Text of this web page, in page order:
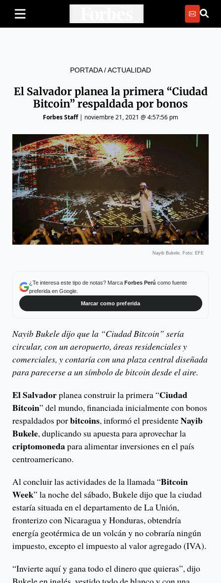
PORTADA/ACTUALIDAD
El Salvador planea la primera “Ciudad
Bitcoin” respaldada por bonos
Forbes Staff| noviembre 21, 2021 @ 4:57:56 pm
Nayib Bukele. Foto: EFE
¿Te interesa este tipo de notas? Marca Forbes Perú como fuente
preferida en Google.
Marcar como preferida
Nayib Bukele dijo que la “Ciudad Bitcoin” sería
circular, con un aeropuerto, áreas residenciales y
comerciales, y contaría con una plaza central diseñada
para parecerse a un símbolo de bitcoin desde el aire.
El Salvadorplanea construir la primera “Ciudad
Bitcoin” del mundo, financiada inicialmente con bonos
respaldados porbitcoins, informó el presidenteNayib
Bukele, duplicando su apuesta para aprovechar la
criptomonedapara alimentar inversiones en el país
centroamericano.
Al concluir las actividades de la llamada “Bitcoin
Week” la noche del sábado, Bukele dijo que la ciudad
estaría situada en el departamento de La Unión,
fronterizo con Nicaragua y Honduras, obtendría
energía geotérmica de un volcán y no cobraría ningún
impuesto, excepto el impuesto al valor agregado (IVA).
“Invierte aquí y gana todo el dinero que quieras”, dijo